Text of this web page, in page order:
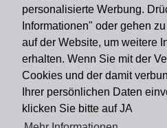
personalisierte Werbung.
Informationen" oder gehen
auf der Website, um weitere
erhalten. Wenn Sie mit der
Cookies und der damit
Ihrer persönlichen Daten
klicken Sie bitte auf JA
Versandart
Du findest uns auch auf
Informationen